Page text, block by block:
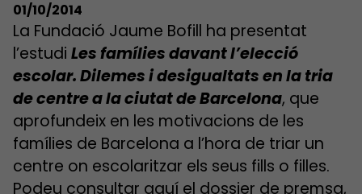
01/10/2014
La Fundació Jaume Bofill ha presentat
l’estudi Les famílies davant l’elecció
escolar. Dilemes i desigualtats en la tria
de centre a la ciutat de Barcelona, que
aprofundeix en les motivacions de les
famílies de Barcelona a l’hora de triar un
centre on escolaritzar els seus fills o filles.
Podeu consultar aquí el dossier de premsa,